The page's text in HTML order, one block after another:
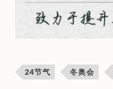
24节气 冬奥会